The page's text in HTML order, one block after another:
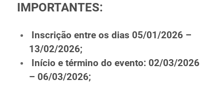
IMPORTANTES:
Inscrição entre os dias 05/01/2026 –
13/02/2026;
Início e término do evento: 02/03/2026
– 06/03/2026;